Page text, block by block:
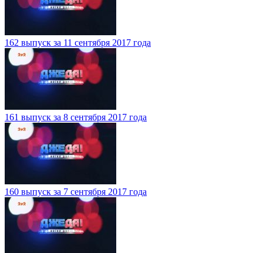
162 выпуск за 11 сентября 2017 года
161 выпуск за 8 сентября 2017 года
160 выпуск за 7 сентября 2017 года